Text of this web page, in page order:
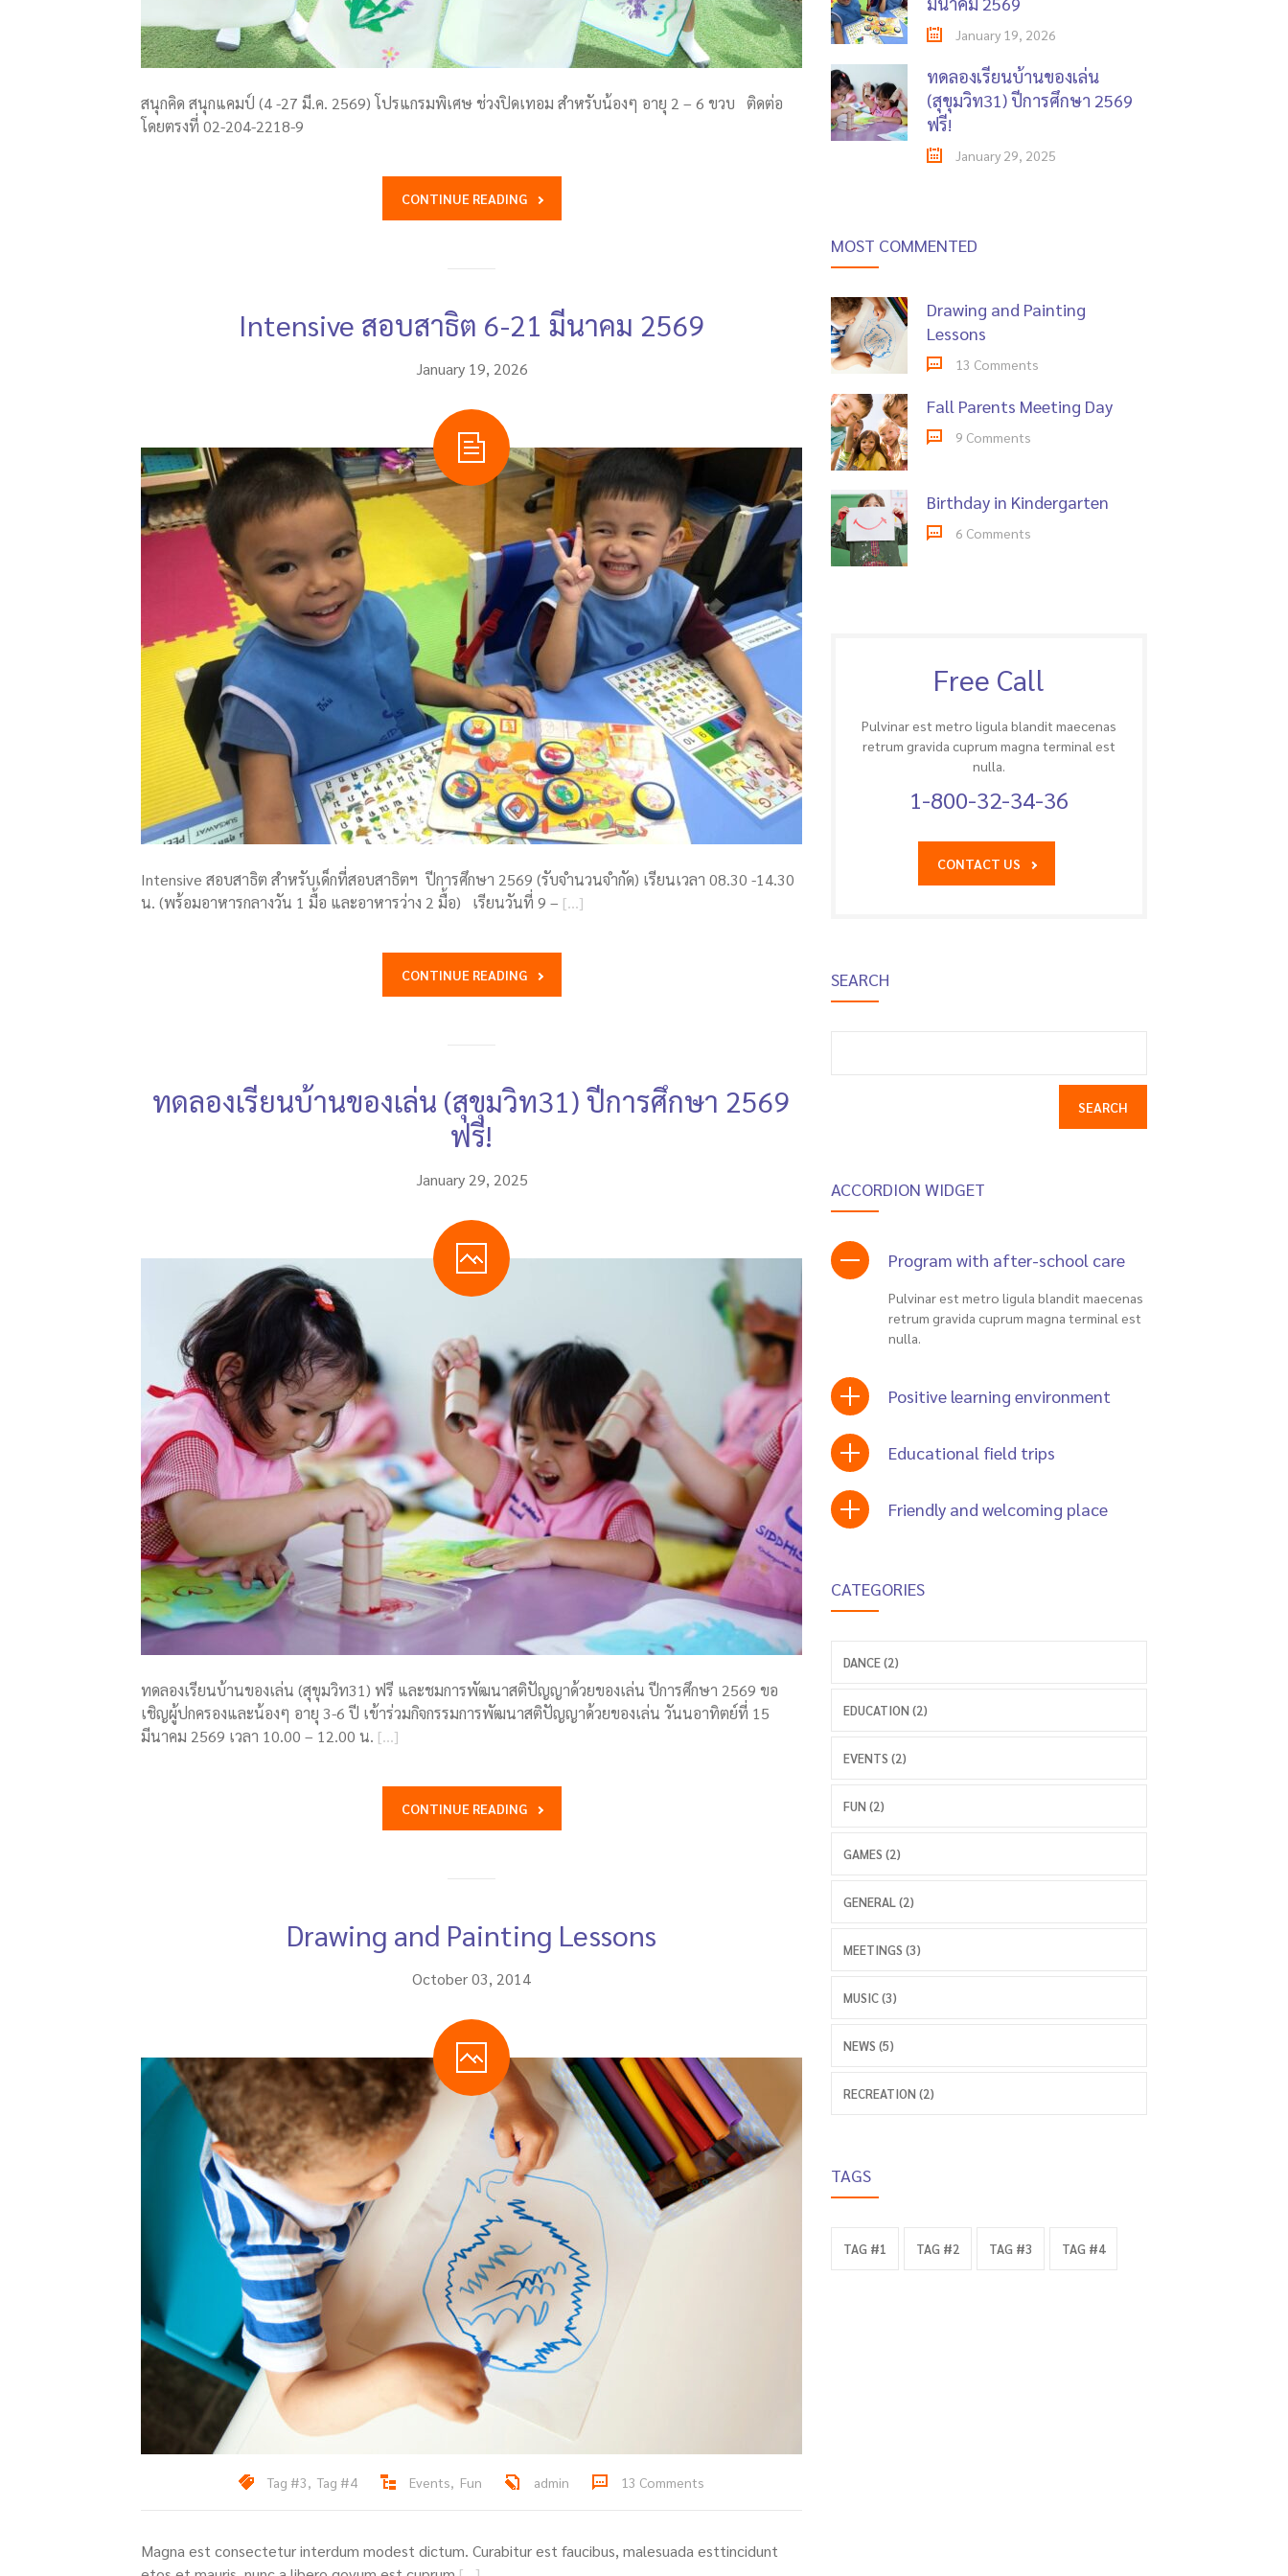
สนุกคิด สนุกแคมป์ (4 -27 มี.ค. 2569) โปรแกรมพิเศษ ช่วงปิดเทอม สำหรับน้องๆ อายุ 2 – 6 ขวบ ติดต่อ
โดยตรงที่ 02-204-2218-9
CONTINUE READING
Intensive สอบสาธิต 6-21 มีนาคม 2569
January 19, 2026
Intensive สอบสาธิต สำหรับเด็กที่สอบสาธิตฯ ปีการศึกษา 2569 (รับจำนวนจำกัด) เรียนเวลา 08.30 -14.30
น. (พร้อมอาหารกลางวัน 1 มื้อ และอาหารว่าง 2 มื้อ) เรียนวันที่ 9 – […]
CONTINUE READING
ทดลองเรียนบ้านของเล่น (สุขุมวิท31) ปีการศึกษา 2569
ฟรี!
January 29, 2025
ทดลองเรียนบ้านของเล่น (สุขุมวิท31) ฟรี และชมการพัฒนาสติปัญญาด้วยของเล่น ปีการศึกษา 2569 ขอ
เชิญผู้ปกครองและน้องๆ อายุ 3-6 ปี เข้าร่วมกิจกรรมการพัฒนาสติปัญญาด้วยของเล่น วันนอาทิตย์ที่ 15
มีนาคม 2569 เวลา 10.00 – 12.00 น. […]
CONTINUE READING
Drawing and Painting Lessons
October 03, 2014
Tag #3, Tag #4 Events, Fun admin 13 Comments
Magna est consectetur interdum modest dictum. Curabitur est faucibus, malesuada esttincidunt
January 19, 2026
ทดลองเรียนบ้านของเล่น
(สุขุมวิท31) ปีการศึกษา 2569
ฟรี!
January 29, 2025
MOST COMMENTED
Drawing and Painting
Lessons
13 Comments
Fall Parents Meeting Day
9 Comments
Birthday in Kindergarten
6 Comments
Free Call
Pulvinar est metro ligula blandit maecenas
retrum gravida cuprum magna terminal est
nulla.
1-800-32-34-36
CONTACT US
SEARCH
ACCORDION WIDGET
Program with after-school care
Pulvinar est metro ligula blandit maecenas
retrum gravida cuprum magna terminal est
nulla.
Positive learning environment
Educational field trips
Friendly and welcoming place
CATEGORIES
DANCE (2)
EDUCATION (2)
EVENTS (2)
FUN (2)
GAMES (2)
GENERAL (2)
MEETINGS (3)
MUSIC (3)
NEWS (5)
RECREATION (2)
TAGS
TAG #1 TAG #2 TAG #3 TAG #4